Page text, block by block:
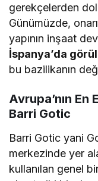
gerekçelerden
Günümüzde,
yapının inşaat
İspanya’da
bu bazilikanın
Avrupa’nın En
Barri Gotic
Barri Gotic yani
merkezinde yer
kullanılan genel